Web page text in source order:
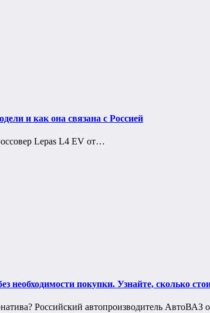
и как она связана с Россией
Lepas L4 EV от…
покупки. Узнайте, сколько
Российский автопроизводитель